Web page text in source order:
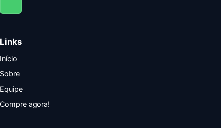
Links
Início
Sobre
Equipe
Compre agora!